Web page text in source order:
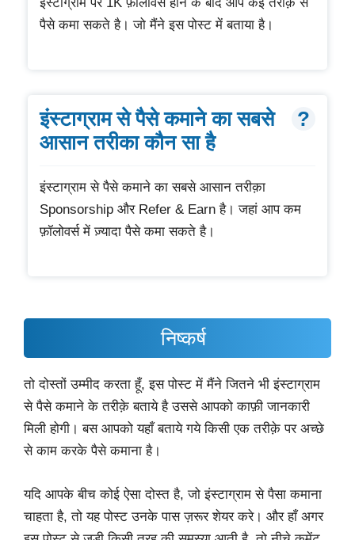
पैसे कमा सकते है। जो मैंने इस पोस्ट में बताया है।
इंस्टाग्राम से पैसे कमाने का सबसे
आसान तरीका कौन सा है
इंस्टाग्राम से पैसे कमाने का सबसे आसान तरीक़ा
Sponsorship और Refer & Earn है। जहां आप कम
फ़ॉलोवर्स में ज़्यादा पैसे कमा सकते है।
निष्कर्ष
तो दोस्तों उम्मीद करता हूँ, इस पोस्ट में मैंने जितने भी इंस्टाग्राम
से पैसे कमाने के तरीक़े बताये है उससे आपको काफ़ी जानकारी
मिली होगी। बस आपको यहाँ बताये गये किसी एक तरीक़े पर अच्छे
से काम करके पैसे कमाना है।
यदि आपके बीच कोई ऐसा दोस्त है, जो इंस्टाग्राम से पैसा कमाना
चाहता है, तो यह पोस्ट उनके पास ज़रूर शेयर करे। और हाँ अगर